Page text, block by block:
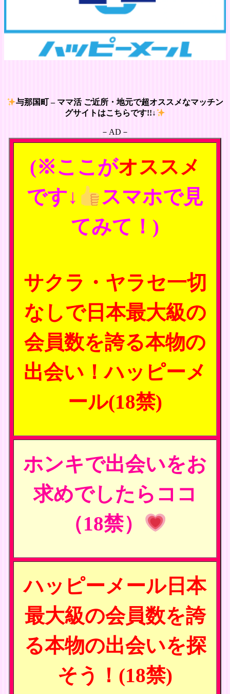
与那国町 – ママ活 ご近所・地元で超オススメなマッチン
グサイトはこちらです!!↓
－AD－
(※ここがオススメ
です↓
スマホで見
てみて！)
サクラ・ヤラセ一切
なしで日本最大級の
会員数を誇る本物の
出会い！ハッピーメ
ール(18禁)
ホンキで出会いをお
求めでしたらココ
（18禁）
ハッピーメール日本
最大級の会員数を誇
る本物の出会いを探
そう！(18禁)